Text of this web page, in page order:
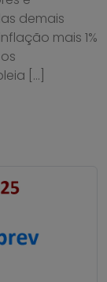
demais
mais 1%
[…]